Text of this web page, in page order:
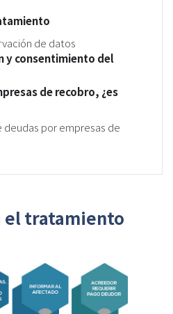
de datos
y consentimiento del
de recobro, ¿es
deudas por empresas de
el tratamiento